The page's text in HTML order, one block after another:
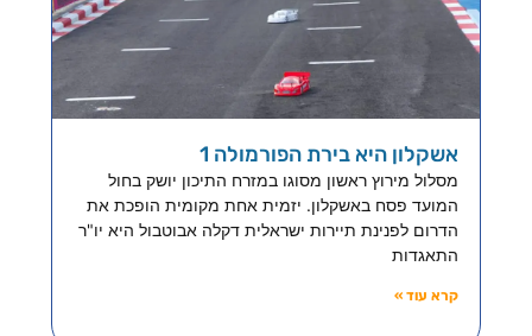
אשקלון היא בירת הפורמולה 1
מסלול מירוץ ראשון מסוגו במזרח התיכון יושק בחול
המועד פסח באשקלון. יזמית אחת מקומית הופכת את
הדרום לפנינת תיירות ישראלית דקלה אבוטבול היא יו"ר
התאגדות
קרא עוד »